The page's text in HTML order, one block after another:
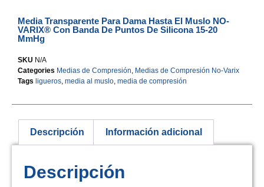
Media Transparente Para Dama Hasta El Muslo NO-
VARIX® Con Banda De Puntos De Silicona 15-20
MmHg
SKU N/A
Categories Medias de Compresión, Medias de Compresión No-Varix
Tags ligueros, media al muslo, media de compresión
Descripción Información adicional
Descripción